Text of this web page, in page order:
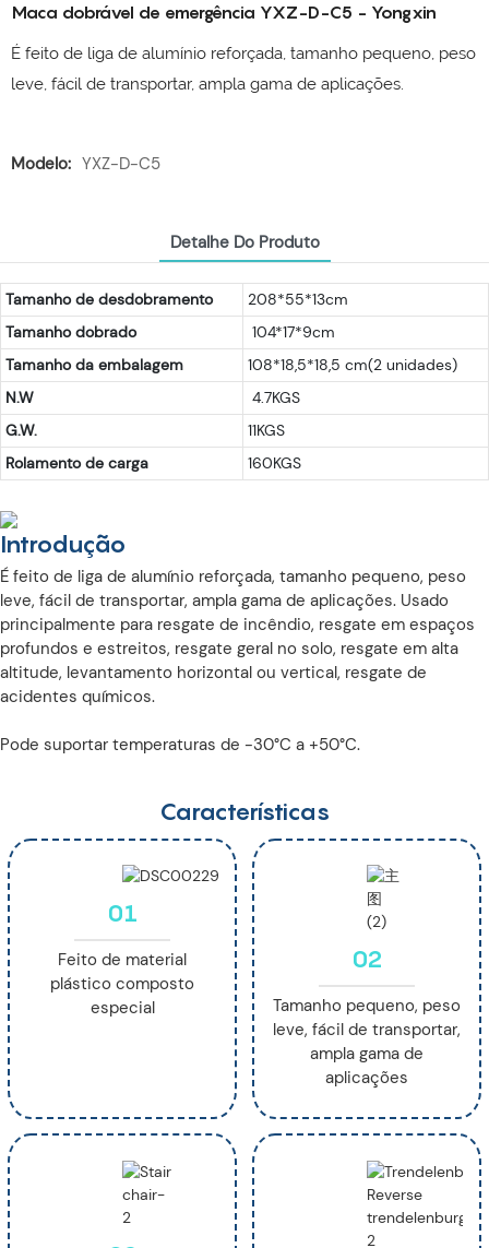
Maca dobrável de emergência YXZ-D-C5 - Yongxin
É feito de liga de alumínio reforçada, tamanho pequeno, peso
leve, fácil de transportar, ampla gama de aplicações.
Modelo: YXZ-D-C5
Detalhe Do Produto
Tamanho de desdobramento
208*55*13cm
Tamanho dobrado
104*17*9cm
Tamanho da embalagem
108*18,5*18,5 cm(2 unidades)
N.W
4.7KGS
G.W.
11KGS
Rolamento de carga
160KGS
Introdução
É feito de liga de alumínio reforçada, tamanho pequeno, peso
leve, fácil de transportar, ampla gama de aplicações. Usado
principalmente para resgate de incêndio, resgate em espaços
profundos e estreitos, resgate geral no solo, resgate em alta
altitude, levantamento horizontal ou vertical, resgate de
acidentes químicos.
Pode suportar temperaturas de -30°C a +50°C.
Características
01
Feito de material
plástico composto
especial
02
Tamanho pequeno, peso
leve, fácil de transportar,
ampla gama de
aplicações